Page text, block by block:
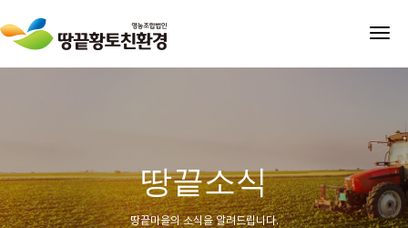
땅끝소식
땅끝마을의 소식을 알려드립니다.